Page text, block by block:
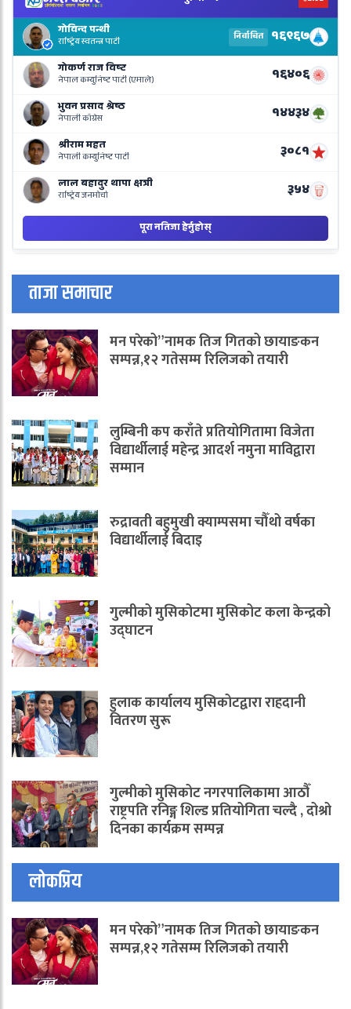
ताजा समाचार
मन परेको”नामक तिज गितको छायाङकन
सम्पन्न,१२ गतेसम्म रिलिजको तयारी
लुम्बिनी कप कराँते प्रतियोगितामा विजेता
विद्यार्थीलाई महेन्द्र आदर्श नमुना माविद्वारा
सम्मान
रुद्रावती बहुमुखी क्याम्पसमा चौँथो वर्षका
विद्यार्थीलाई बिदाइ
गुल्मीको मुसिकोटमा मुसिकोट कला केन्द्रको
उद्घाटन
हुलाक कार्यालय मुसिकोटद्वारा राहदानी
वितरण सुरू
गुल्मीको मुसिकोट नगरपालिकामा आठौँ
राष्ट्रपति रनिङ्ग शिल्ड प्रतियोगिता चल्दै , दोश्रो
दिनका कार्यक्रम सम्पन्न
लोकप्रिय
मन परेको”नामक तिज गितको छायाङकन
सम्पन्न,१२ गतेसम्म रिलिजको तयारी